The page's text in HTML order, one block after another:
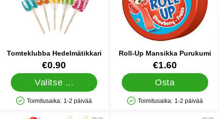
Tomteklubba Hedelmätikkari
Tuote.nro 14690
€0.90
Valitse ...
Saatavuus: Varastossa
Toimitusaika: 1-2 päivää
Roll-Up Mansikka Purukumi
Tuote.nro 88099
€1.60
Osta
Saatavuus: Varastossa
Toimitusaika: 1-2 päivää